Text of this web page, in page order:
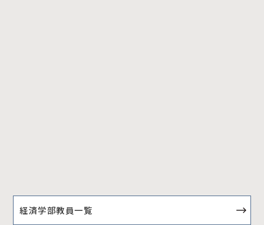
経済学部教員一覧